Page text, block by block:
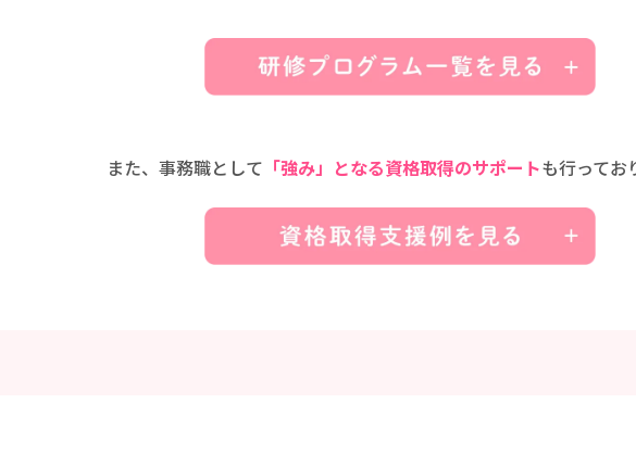
また、事務職として 「強み」となる資格取得のサポートも行ってお